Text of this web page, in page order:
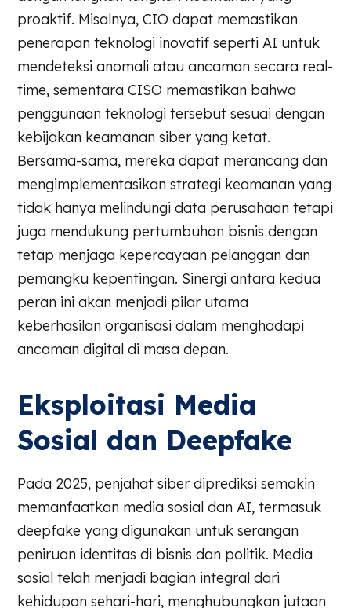
proaktif. Misalnya, CIO dapat memastikan
penerapan teknologi inovatif seperti AI untuk
mendeteksi anomali atau ancaman secara real-
time, sementara CISO memastikan bahwa
penggunaan teknologi tersebut sesuai dengan
kebijakan keamanan siber yang ketat.
Bersama-sama, mereka dapat merancang dan
mengimplementasikan strategi keamanan yang
tidak hanya melindungi data perusahaan tetapi
juga mendukung pertumbuhan bisnis dengan
tetap menjaga kepercayaan pelanggan dan
pemangku kepentingan. Sinergi antara kedua
peran ini akan menjadi pilar utama
keberhasilan organisasi dalam menghadapi
ancaman digital di masa depan.
Eksploitasi Media
Sosial dan Deepfake
Pada 2025, penjahat siber diprediksi semakin
memanfaatkan media sosial dan AI, termasuk
deepfake yang digunakan untuk serangan
peniruan identitas di bisnis dan politik. Media
sosial telah menjadi bagian integral dari
kehidupan sehari-hari, menghubungkan jutaan